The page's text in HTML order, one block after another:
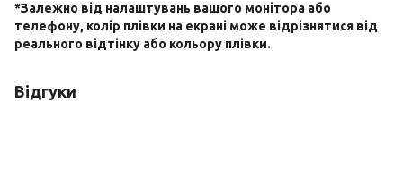
*Залежно від налаштувань вашого монітора або
телефону, колір плівки на екрані може відрізнятися від
реального відтінку або кольору плівки.
Відгуки